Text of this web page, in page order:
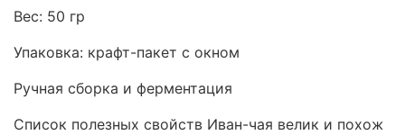
Вес: 50 гр
Упаковка: крафт-пакет с окном
Ручная сборка и ферментация
Список полезных свойств Иван-чая велик и похож